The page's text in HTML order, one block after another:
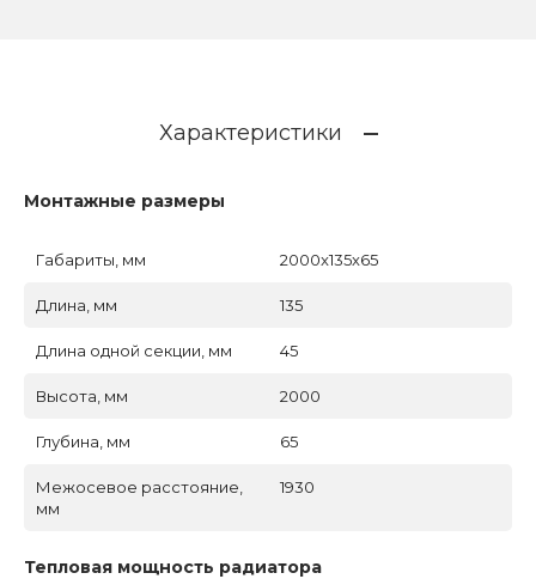
Характеристики
Монтажные размеры
Габариты, мм 2000x135x65
Длина, мм 135
Длина одной секции, мм 45
Высота, мм 2000
Глубина, мм 65
Межосевое расстояние,
мм
1930
Тепловая мощность радиатора